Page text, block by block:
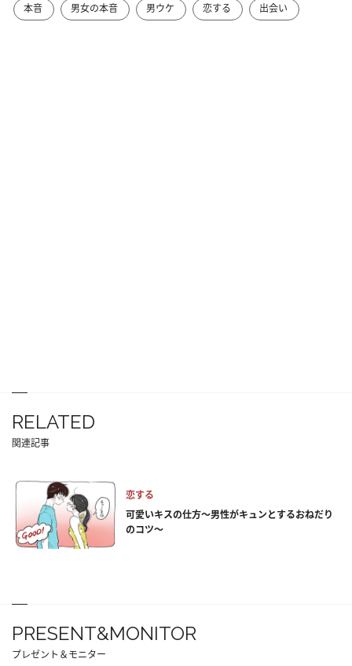
本音 男女の本音 男ウケ 恋する 出会い
RELATED
関連記事
恋する
可愛いキスの仕方～男性がキュンとするおねだり
のコツ～
PRESENT&MONITOR
プレゼント＆モニター